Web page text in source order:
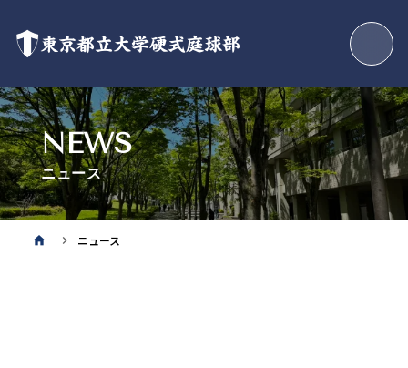
東京都立大学硬式庭球部
NEWS
ニュース
home keyboard_arrow_right ニュース